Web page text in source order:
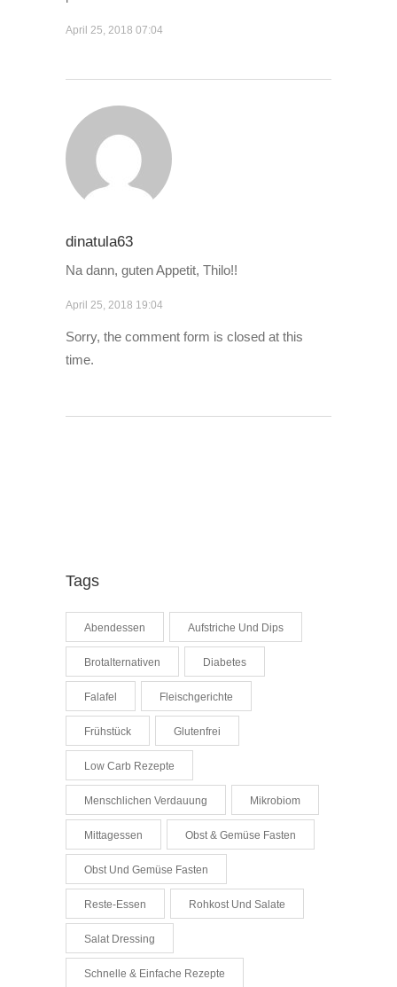
April 25, 2018 07:04
dinatula63
Na dann, guten Appetit, Thilo!!
April 25, 2018 19:04
Sorry, the comment form is closed at this
time.
Tags
Abendessen Aufstriche Und Dips
Brotalternativen Diabetes
Falafel Fleischgerichte
Frühstück Glutenfrei
Low Carb Rezepte
Menschlichen Verdauung Mikrobiom
Mittagessen Obst & Gemüse Fasten
Obst Und Gemüse Fasten
Reste-Essen Rohkost Und Salate
Salat Dressing
Schnelle & Einfache Rezepte